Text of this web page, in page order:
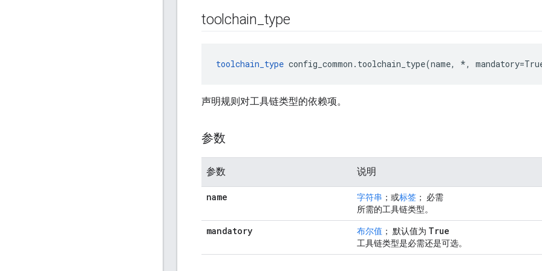
toolchain type
toolchain_type config_common.toolchain_type(name, *,
声明规则对工具链类型的依赖项。
参数
参数 说明
name 字符串 ；或标签 ； 必需
所需的工具链类型。
mandatory 布尔值 ； 默认值为 True
工具链类型是必需还是可选。